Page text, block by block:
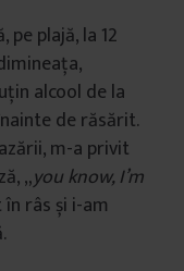
plajă, la 12
alcool de la
de răsărit.
m-a privit
„you know, I’m
râs și i-am